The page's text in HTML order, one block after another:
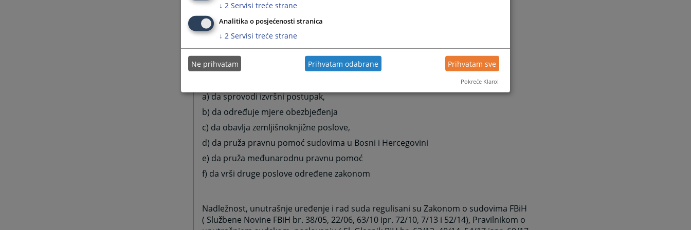
a) u svim građanskim sporovima
b) u vanparničnom postupku
3. U DRUGIM PREDMETIMA
a) da sprovodi izvršni postupak,
b) da određuje mjere obezbjeđenja
c) da obavlja zemljišnoknjižne poslove,
d) da pruža pravnu pomoć sudovima u Bosni i Hercegovini
e) da pruža međunarodnu pravnu pomoć
f) da vrši druge poslove određene zakonom
Nadležnost, unutrašnje uređenje i rad suda regulisani su Zakonom o sudovima FBiH
( Službene Novine FBiH br. 38/05, 22/06, 63/10 ipr. 72/10, 7/13 i 52/14), Pravilnikom o
↓ 2 Servisi treće strane
Analitika o posjećenosti stranica
↓ 2 Servisi treće strane
Ne prihvatam Prihvatam odabrane Prihvatam sve
Pokreće Klaro!